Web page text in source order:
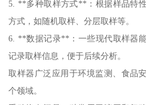
5. **多种取样方式**：根据样品特
方式，如随机取样、分层取样等。
6. **数据记录**：一些现代取样器
记录取样信息，便于后续分析。
取样器广泛应用于环境监测、食品
个领域。